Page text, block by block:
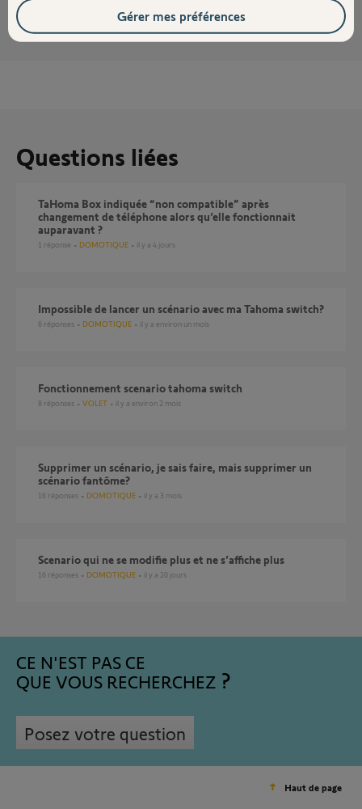
Questions liées
TaHoma Box indiquée “non compatible” après
changement de téléphone alors qu’elle fonctionnait
auparavant ?
1 réponse DOMOTIQUE il y a 4 jours
Impossible de lancer un scénario avec ma Tahoma switch?
6 réponses DOMOTIQUE il y a environ un mois
Fonctionnement scenario tahoma switch
8 réponses VOLET il y a environ 2 mois
Supprimer un scénario, je sais faire, mais supprimer un
scénario fantôme?
16 réponses DOMOTIQUE il y a 3 mois
Scenario qui ne se modifie plus et ne s’affiche plus
16 réponses DOMOTIQUE il y a 20 jours
CE N'EST PAS CE
QUE VOUS RECHERCHEZ
Posez votre question
Haut de page
Gérer mes préférences